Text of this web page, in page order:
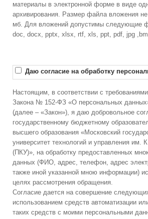
материалы в электронной форме в виде
архивирования. Размер файла вложения
мб. Для вложений допустимы следующие
doc, docx, pptx, xlsx, rtf, xls, ppt, pdf, jpg
Даю согласие на обработку
Настоящим, в соответствии с
Закона № 152-ФЗ «О персональных
(далее – «Закон»), я даю добровольное
государственному бюджетному
высшего образования «Московский
университет технологий и управления им.
(ПКУ)», на обработку предоставленных
данных (ФИО, адрес, телефон, адрес
также иной указанной мною информации)
целях рассмотрения обращения.
Согласие дается на совершение
использованием средств автоматизации
таких средств с моими персональными